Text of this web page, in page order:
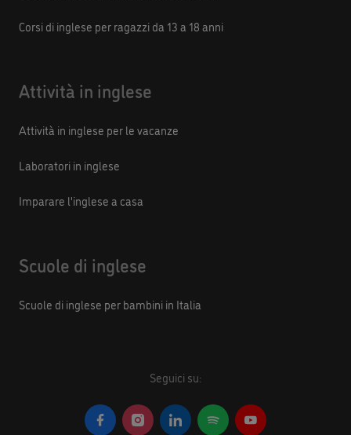
Corsi di inglese per ragazzi da 13 a 18 anni
Attività in inglese
Attività in inglese per le vacanze
Laboratori in inglese
Imparare l'inglese a casa
Scuole di inglese
Scuole di inglese per bambini in Italia
Seguici su: